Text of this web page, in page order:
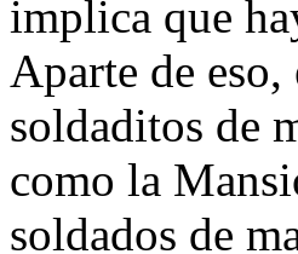
implica que
Aparte de
soldaditos de
como la
soldados de